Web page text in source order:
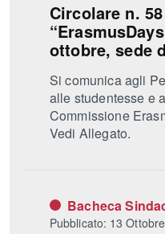
Circolare n.
ottobre, sede
Si comunica agli
alle studentesse e
Commissione
Vedi Allegato.
Bacheca
Pubblicato: 13